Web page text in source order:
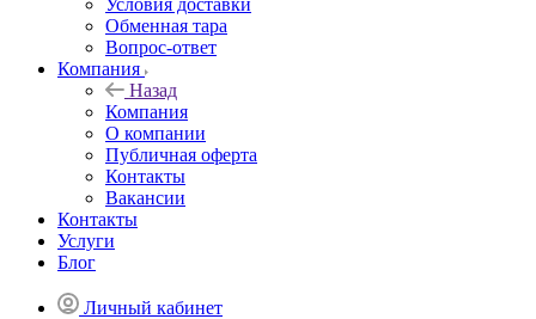
Условия доставки
Обменная тара
Вопрос-ответ
Компания
Назад
Компания
О компании
Публичная оферта
Контакты
Вакансии
Контакты
Услуги
Блог
Личный кабинет